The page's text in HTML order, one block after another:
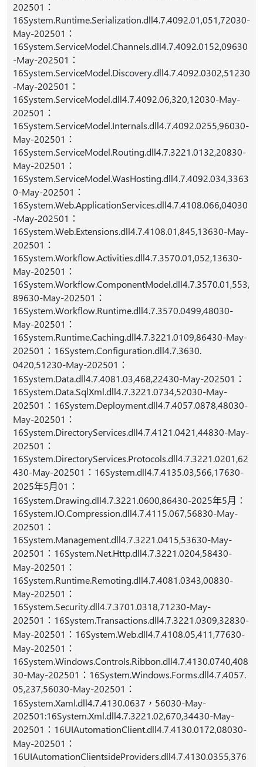
202501：
16System.Runtime.Serialization.dll4.7.4092.01,051,72030-
May-202501：
16System.ServiceModel.Channels.dll4.7.4092.0152,09630
-May-202501：
16System.ServiceModel.Discovery.dll4.7.4092.0302,51230
-May-202501：
16System.ServiceModel.dll4.7.4092.06,320,12030-May-
202501：
16System.ServiceModel.Internals.dll4.7.4092.0255,96030-
May-202501：
16System.ServiceModel.Routing.dll4.7.3221.0132,20830-
May-202501：
16System.ServiceModel.WasHosting.dll4.7.4092.034,3363
0-May-202501：
16System.Web.ApplicationServices.dll4.7.4108.066,04030
-May-202501：
16System.Web.Extensions.dll4.7.4108.01,845,13630-May-
202501：
16System.Workflow.Activities.dll4.7.3570.01,052,13630-
May-202501：
16System.Workflow.ComponentModel.dll4.7.3570.01,553,
89630-May-202501：
16System.Workflow.Runtime.dll4.7.3570.0499,48030-
May-202501：
16System.Runtime.Caching.dll4.7.3221.0109,86430-May-
202501：16System.Configuration.dll4.7.3630.
0420,51230-May-202501：
16System.Data.dll4.7.4081.03,468,22430-May-202501：
16System.Data.SqlXml.dll4.7.3221.0734,52030-May-
202501：16System.Deployment.dll4.7.4057.0878,48030-
May-202501：
16System.DirectoryServices.dll4.7.4121.0421,44830-May-
202501：
16System.DirectoryServices.Protocols.dll4.7.3221.0201,62
430-May-202501：16System.dll4.7.4135.03,566,17630-
2025年5月01：
16System.Drawing.dll4.7.3221.0600,86430-2025年5月：
16System.IO.Compression.dll4.7.4115.067,56830-May-
202501：
16System.Management.dll4.7.3221.0415,53630-May-
202501：16System.Net.Http.dll4.7.3221.0204,58430-
May-202501：
16System.Runtime.Remoting.dll4.7.4081.0343,00830-
May-202501：
16System.Security.dll4.7.3701.0318,71230-May-
202501：16System.Transactions.dll4.7.3221.0309,32830-
May-202501：16System.Web.dll4.7.4108.05,411,77630-
May-202501：
16System.Windows.Controls.Ribbon.dll4.7.4130.0740,408
30-May-202501：16System.Windows.Forms.dll4.7.4057.
05,237,56030-May-202501：
16System.Xaml.dll4.7.4130.0637，56030-May-
202501:16System.Xml.dll4.7.3221.02,670,34430-May-
202501：16UIAutomationClient.dll4.7.4130.0172,08030-
May-202501：
16UIAutomationClientsideProviders.dll4.7.4130.0355,376